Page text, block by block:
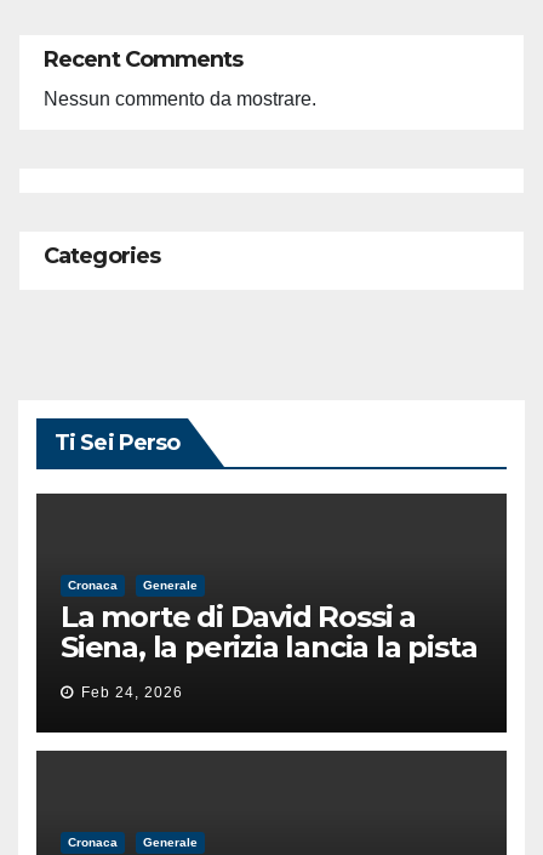
Recent Comments
Nessun commento da mostrare.
Categories
Ti Sei Perso
Cronaca Generale
La morte di David Rossi a
Siena, la perizia lancia la pista
di un’intimidazione finita
male
Feb 24, 2026
Cronaca Generale